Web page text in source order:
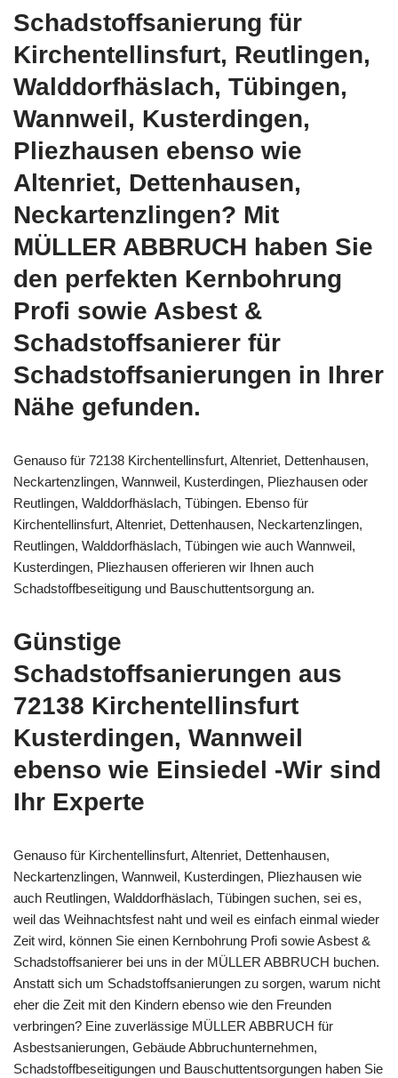
Schadstoffsanierung für
Kirchentellinsfurt, Reutlingen,
Walddorfhäslach, Tübingen,
Wannweil, Kusterdingen,
Pliezhausen ebenso wie
Altenriet, Dettenhausen,
Neckartenzlingen? Mit
MÜLLER ABBRUCH haben Sie
den perfekten Kernbohrung
Profi sowie Asbest &
Schadstoffsanierer für
Schadstoffsanierungen in Ihrer
Nähe gefunden.
Genauso für 72138 Kirchentellinsfurt, Altenriet, Dettenhausen,
Neckartenzlingen, Wannweil, Kusterdingen, Pliezhausen oder
Reutlingen, Walddorfhäslach, Tübingen. Ebenso für
Kirchentellinsfurt, Altenriet, Dettenhausen, Neckartenzlingen,
Reutlingen, Walddorfhäslach, Tübingen wie auch Wannweil,
Kusterdingen, Pliezhausen offerieren wir Ihnen auch
Schadstoffbeseitigung und Bauschuttentsorgung an.
Günstige
Schadstoffsanierungen aus
72138 Kirchentellinsfurt
Kusterdingen, Wannweil
ebenso wie Einsiedel -Wir sind
Ihr Experte
Genauso für Kirchentellinsfurt, Altenriet, Dettenhausen,
Neckartenzlingen, Wannweil, Kusterdingen, Pliezhausen wie
auch Reutlingen, Walddorfhäslach, Tübingen suchen, sei es,
weil das Weihnachtsfest naht und weil es einfach einmal wieder
Zeit wird, können Sie einen Kernbohrung Profi sowie Asbest &
Schadstoffsanierer bei uns in der MÜLLER ABBRUCH buchen.
Anstatt sich um Schadstoffsanierungen zu sorgen, warum nicht
eher die Zeit mit den Kindern ebenso wie den Freunden
verbringen? Eine zuverlässige MÜLLER ABBRUCH für
Asbestsanierungen, Gebäude Abbruchunternehmen,
Schadstoffbeseitigungen und Bauschuttentsorgungen haben Sie